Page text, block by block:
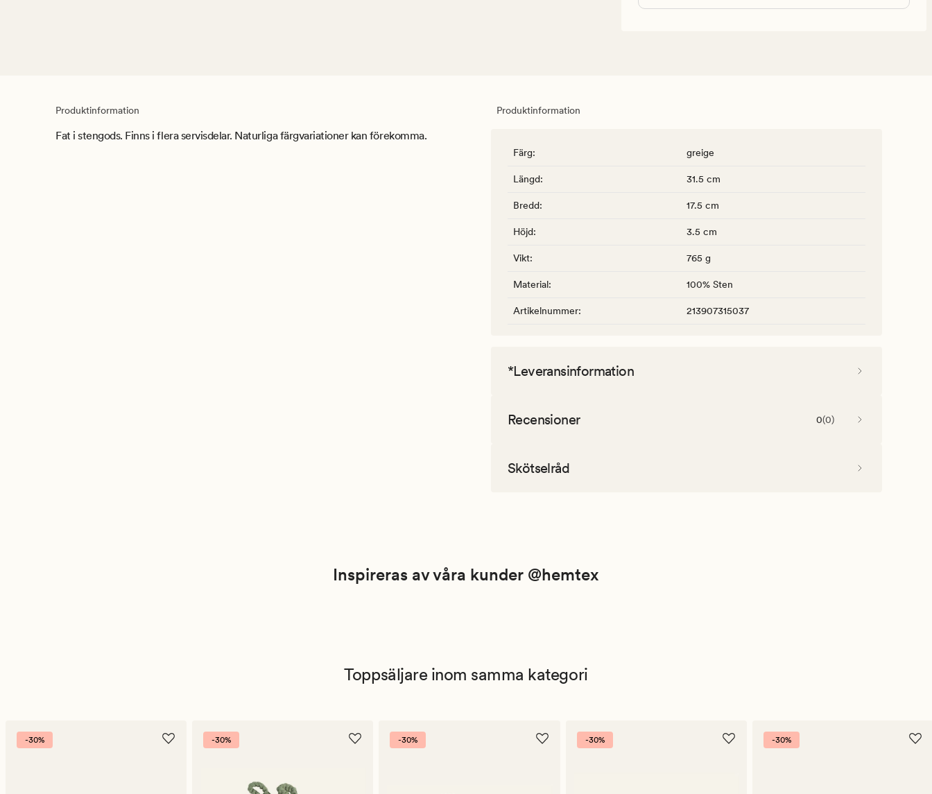
Produktinformation
Fat i stengods. Finns i flera servisdelar. Naturliga färgvariationer kan förekomma.
Produktinformation
Färg: greige
Längd: 31.5 cm
Bredd: 17.5 cm
Höjd: 3.5 cm
Vikt: 765 g
Material: 100% Sten
Artikelnummer: 213907315037
*Leveransinformation
Recensioner 0(0)
Skötselråd
Inspireras av våra kunder @hemtex
Toppsäljare inom samma kategori
-30% -30% -30% -30% -30%